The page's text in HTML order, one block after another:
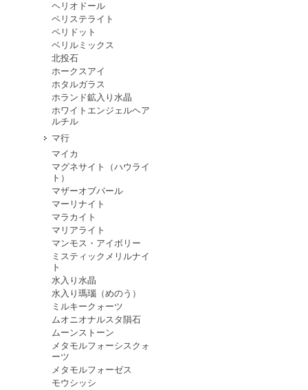
ヘリオドール
ペリステライト
ペリドット
ベリルミックス
北投石
ホークスアイ
ホタルガラス
ホランド鉱入り水晶
ホワイトエンジェルヘア
ルチル
マ行
マイカ
マグネサイト（ハウライ
ト）
マザーオブパール
マーリナイト
マラカイト
マリアライト
マンモス・アイボリー
ミスティックメリルナイ
ト
水入り水晶
水入り瑪瑙（めのう）
ミルキークォーツ
ムオニオナルスタ隕石
ムーンストーン
メタモルフォーシスクォ
ーツ
メタモルフォーゼス
モウシッシ